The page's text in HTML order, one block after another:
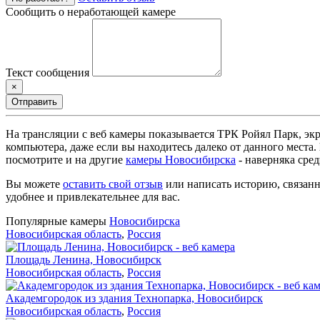
Сообщить о неработающей камере
Текст сообщения
×
Отправить
На трансляции с веб камеры показывается ТРК Ройял Парк,
компьютера, даже если вы находитесь далеко от данного
посмотрите и на другие камеры Новосибирска - наверняка
Вы можете оставить свой отзыв или написать историю,
удобнее и привлекательнее для вас.
Популярные камеры Новосибирска
Новосибирская область, Россия
Площадь Ленина, Новосибирск
Новосибирская область, Россия
Академгородок из здания Технопарка, Новосибирск
Новосибирская область, Россия